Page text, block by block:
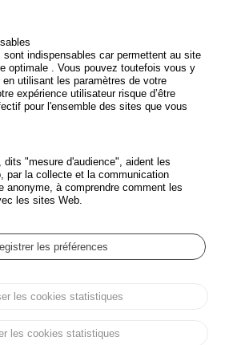
PERSONNELLES DES ACCIDENTS DE
ROUTIÈRE
des données personnelles et Cookies
indispensables car permettent au site
optimale . Vous pouvez toutefois vous y
utilisant les paramètres de votre
expérience utilisateur risque d’être
pour l'ensemble des sites que vous
"mesure d'audience", aident les
par la collecte et la communication
anonyme, à comprendre comment les
les sites Web.
les préférences
les cookies statistiques
les cookies statistiques